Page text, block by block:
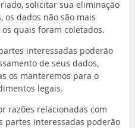
solicitar sua eliminação
dados não são mais
quais foram coletados.
interessadas poderão
de seus dados,
os manteremos para o
legais.
razões relacionadas com
partes interessadas poderão